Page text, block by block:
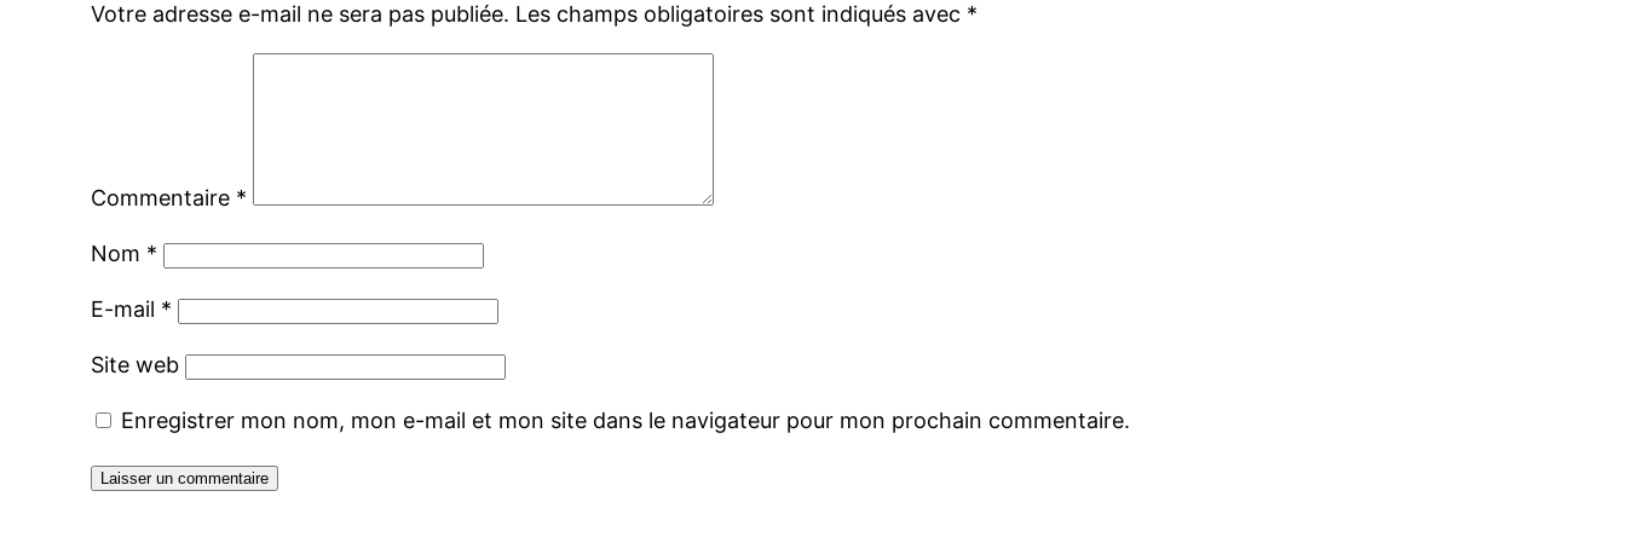
Votre adresse e-mail ne sera pas publiée. Les champs obligatoires sont indiqués avec *
Commentaire *
Nom *
E-mail *
Site web
Enregistrer mon nom, mon e-mail et mon site dans le navigateur pour mon prochain commentaire.